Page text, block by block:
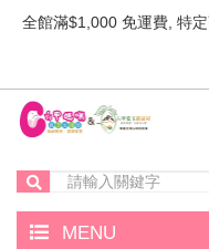
全館滿$1,000 免運費, 特定
MENU